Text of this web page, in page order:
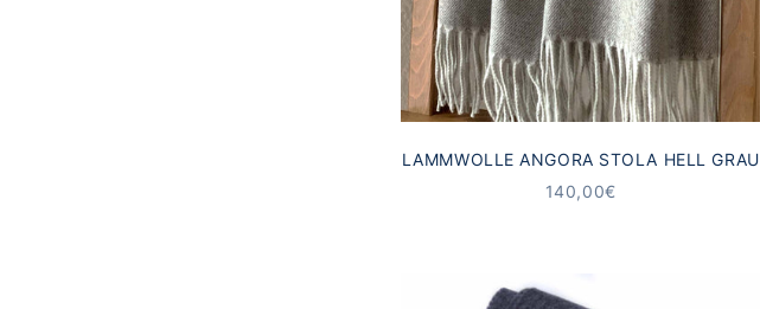
LAMMWOLLE ANGORA STOLA HELL GRAU
ANGEBOT
140,00€